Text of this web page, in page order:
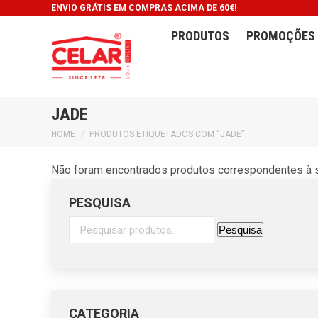
ENVIO GRÁTIS EM COMPRAS ACIMA DE 60€!
PRODUTOS PROMOÇÕES
JADE
You are here:
HOME PRODUTOS ETIQUETADOS COM “JADE”
Não foram encontrados produtos correspondentes à
PESQUISA
Pesquisar
Pesquisa
CATEGORIA